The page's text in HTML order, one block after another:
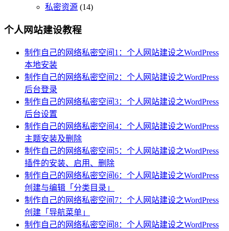
私密资源 (14)
个人网站建设教程
制作自己的网络私密空间1：个人网站建设之WordPress
本地安装
制作自己的网络私密空间2：个人网站建设之WordPress
后台登录
制作自己的网络私密空间3：个人网站建设之WordPress
后台设置
制作自己的网络私密空间4：个人网站建设之WordPress
主题安装及删除
制作自己的网络私密空间5：个人网站建设之WordPress
插件的安装、启用、删除
制作自己的网络私密空间6：个人网站建设之WordPress
创建与编辑「分类目录」
制作自己的网络私密空间7：个人网站建设之WordPress
创建「导航菜单」
制作自己的网络私密空间8：个人网站建设之WordPress